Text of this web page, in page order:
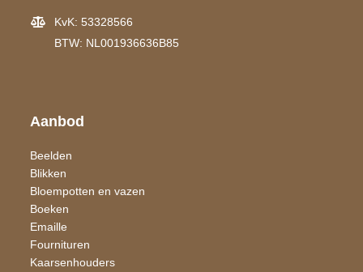
KvK: 53328566
BTW: NL001936636B85
Aanbod
Beelden
Blikken
Bloempotten en vazen
Boeken
Emaille
Fournituren
Kaarsen​houders